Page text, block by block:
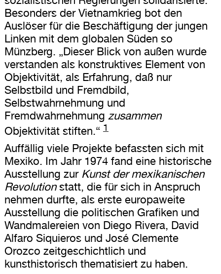
Besonders der Vietnamkrieg bot den
Auslöser für die Beschäftigung der jungen
Linken mit dem globalen Süden so
Münzberg. „Dieser Blick von außen wurde
verstanden als konstruktives Element von
Objektivität, als Erfahrung, daß nur
Selbstbild und Fremdbild,
Selbstwahrnehmung und
Fremdwahrnehmung zusammen
Objektivität stiften.“ 1
Auffällig viele Projekte befassten sich mit
Mexiko. Im Jahr 1974 fand eine historische
Ausstellung zur Kunst der mexikanischen
Revolutionstatt, die für sich in Anspruch
nehmen durfte, als erste europaweite
Ausstellung die politischen Grafiken und
Wandmalereien von Diego Rivera, David
Alfaro Siquieros und José Clemente
Orozco zeitgeschichtlich und
kunsthistorisch thematisiert zu haben.